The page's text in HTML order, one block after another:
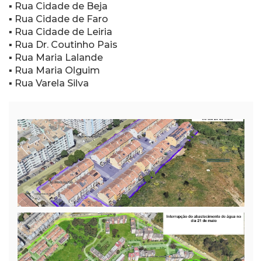
▪ Rua Cidade de Beja
▪ Rua Cidade de Faro
▪ Rua Cidade de Leiria
▪ Rua Dr. Coutinho Pais
▪ Rua Maria Lalande
▪ Rua Maria Olguim
▪ Rua Varela Silva